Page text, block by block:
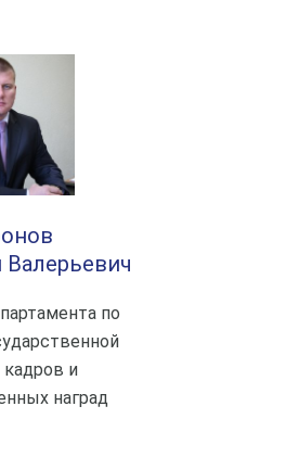
Валерьевич
по
и
наград